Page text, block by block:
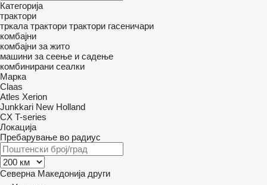
Категорија
трактори
тркала трактори трактори гасеничари
комбајни
комбајни за жито
машини за сеење и садење
комбинирани сеалки
Марка
Claas
Atles Xerion
Junkkari New Holland
CX T-series
Локација
Пребарување во радиус
Северна Македонија други